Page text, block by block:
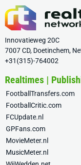
Innovatieweg 20C
7007 CD, Doetinchem,
+31(315)-764002
Realtimes |
FootballTransfers.com
FootballCritic.com
FCUpdate.nl
GPFans.com
MovieMeter.nl
MusicMeter.nl